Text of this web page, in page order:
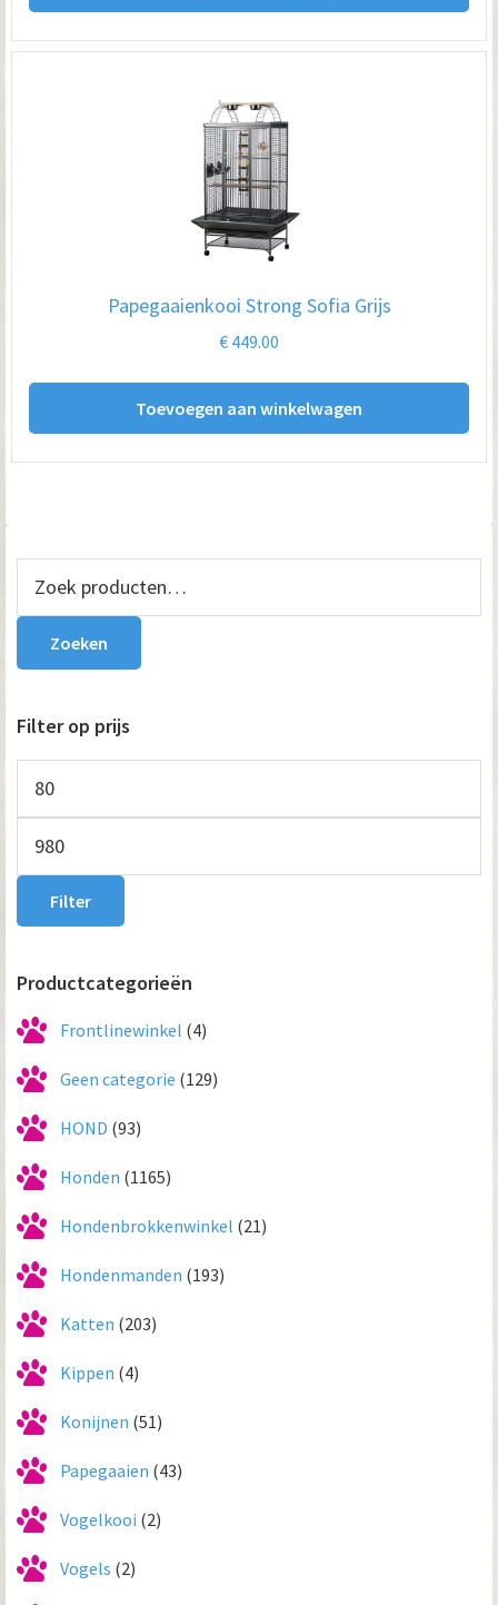
Papegaaienkooi Strong Sofia Grijs
€ 449.00
Toevoegen aan winkelwagen
Primaire
Sidebar
naar:
Zoeken
Filter op prijs
prijs
prijs
Filter
Productcategorieën
Frontlinewinkel (4)
Geen categorie (129)
HOND (93)
Honden (1165)
Hondenbrokkenwinkel (21)
Hondenmanden (193)
Katten (203)
Kippen (4)
Konijnen (51)
Papegaaien (43)
Vogelkooi (2)
Vogels (2)